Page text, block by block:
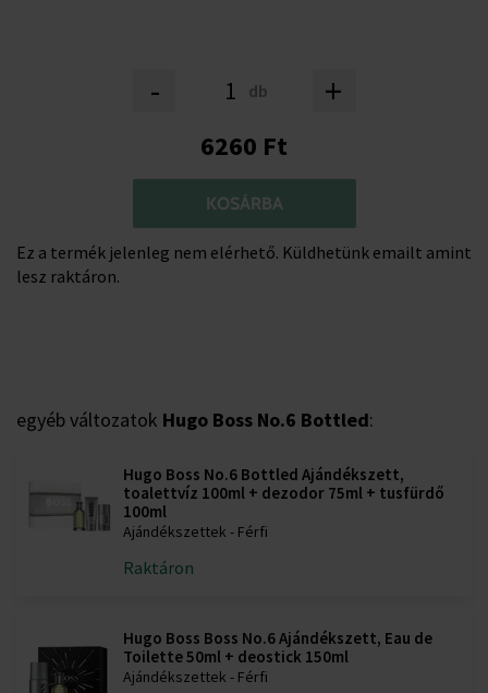
- db +
6260 Ft
KOSÁRBA
Ez a termék jelenleg nem elérhető. Küldhetünk emailt amint
lesz raktáron.
egyéb változatok Hugo Boss No.6 Bottled:
Hugo Boss No.6 Bottled Ajándékszett,
toalettvíz 100ml + dezodor 75ml + tusfürdő
100ml
Ajándékszettek - Férfi
Raktáron
Hugo Boss Boss No.6 Ajándékszett, Eau de
Toilette 50ml + deostick 150ml
Ajándékszettek - Férfi